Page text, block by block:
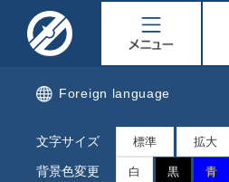
ニ
ュ
ー
索
Foreign language
文字サイズ 標準 拡大
背景色変更 白 黒 青